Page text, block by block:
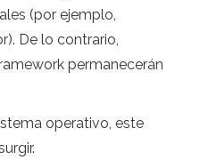
(por ejemplo,
De lo contrario,
permanecerán
operativo, este